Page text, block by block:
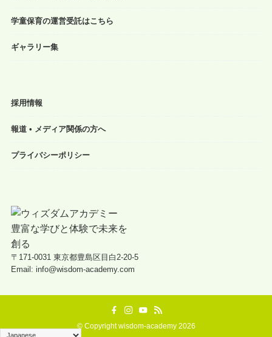
学童保育の運営受託はこちら
ギャラリー集
採用情報
報道 • メディア関係の方へ
プライバシーポリシー
〒171-0031 東京都豊島区目白2-20-5
Email: info@wisdom-academy.com
©Copyright wisdom-academy 2026